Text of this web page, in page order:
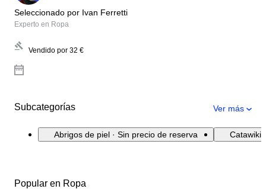
Seleccionado por Ivan Ferretti
Experto en Ropa
Vendido por 32 €
Subcategorías Ver más
Abrigos de piel · Sin precio de reserva Catawiki
Popular en Ropa